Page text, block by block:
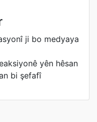
ji bo medyaya
yên hêsan
bi şefafî